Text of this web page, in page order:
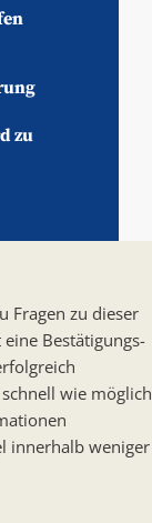
zu
Fragen zu dieser
Bestätigungs-
wie möglich
innerhalb weniger